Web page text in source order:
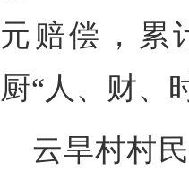
元赔偿，累
厨“人、财、
云旱村村